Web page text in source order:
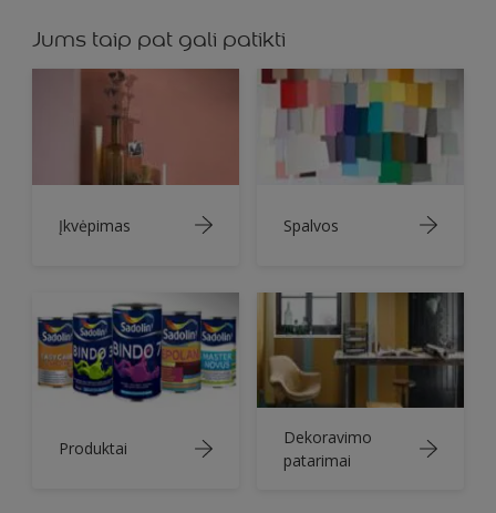
Jums taip pat gali patikti
Įkvėpimas Spalvos
Produktai
Dekoravimo
patarimai